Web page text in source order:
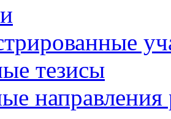
тезисы
направления